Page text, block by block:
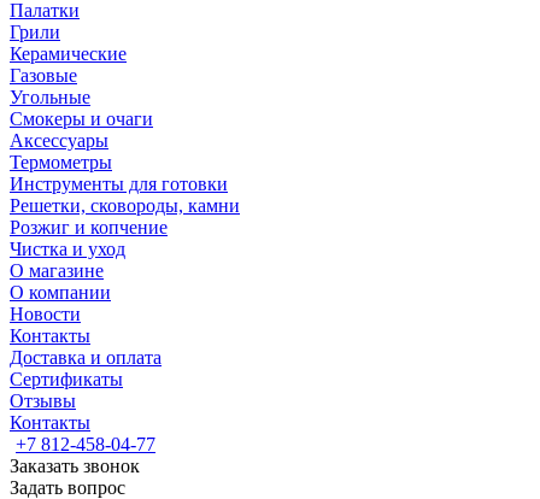
Палатки
Грили
Керамические
Газовые
Угольные
Смокеры и очаги
Аксессуары
Термометры
Инструменты для готовки
Решетки, сковороды, камни
Розжиг и копчение
Чистка и уход
О магазине
О компании
Новости
Контакты
Доставка и оплата
Сертификаты
Отзывы
Контакты
+7 812-458-04-77
Заказать звонок
Задать вопрос